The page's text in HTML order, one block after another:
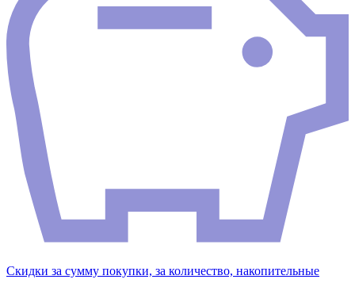
Скидки за сумму покупки, за количество, накопительные